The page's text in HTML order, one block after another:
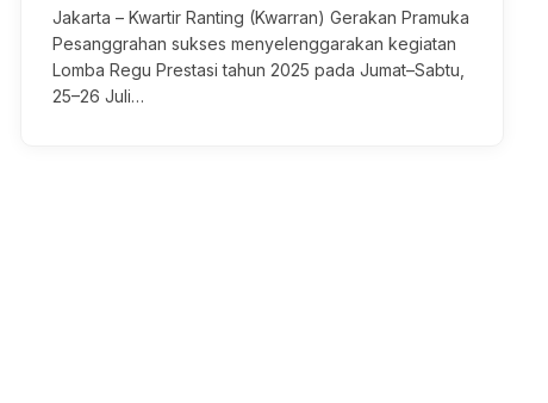
Jakarta – Kwartir Ranting (Kwarran) Gerakan Pramuka
Pesanggrahan sukses menyelenggarakan kegiatan
Lomba Regu Prestasi tahun 2025 pada Jumat–Sabtu,
25–26 Juli…